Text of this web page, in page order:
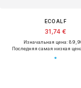
ECOALF
31,74 €
Изначальная цена:
Последняя самая низкая